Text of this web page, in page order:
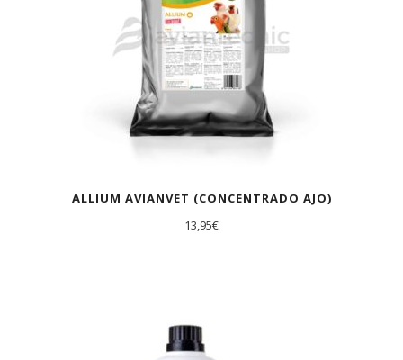
ALLIUM AVIANVET (CONCENTRADO AJO)
13,95€